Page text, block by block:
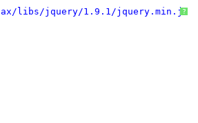
?
libs/jquery/1.9.1/jquery.min.js"